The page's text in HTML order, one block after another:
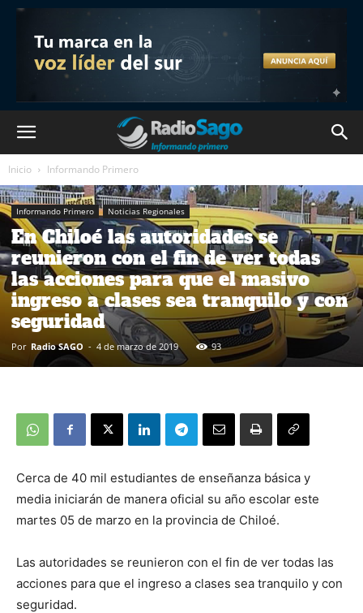
Inicio Informando Primero
Informando Primero Noticias Regionales
En Chiloé las autoridades se
reunieron con el fin de ver todas
las acciones para que el masivo
ingreso a clases sea tranquilo y con
seguridad
Por Radio SAGO - 4 de marzo de 2019 93
Cerca de 40 mil estudiantes de enseñanza básica y
media iniciarán de manera oficial su año escolar este
martes 05 de marzo en la provincia de Chiloé.
Las autoridades se reunieron con el fin de ver todas las
acciones para que el ingreso a clases sea tranquilo y con
seguridad.